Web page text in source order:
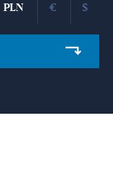
PLN € $